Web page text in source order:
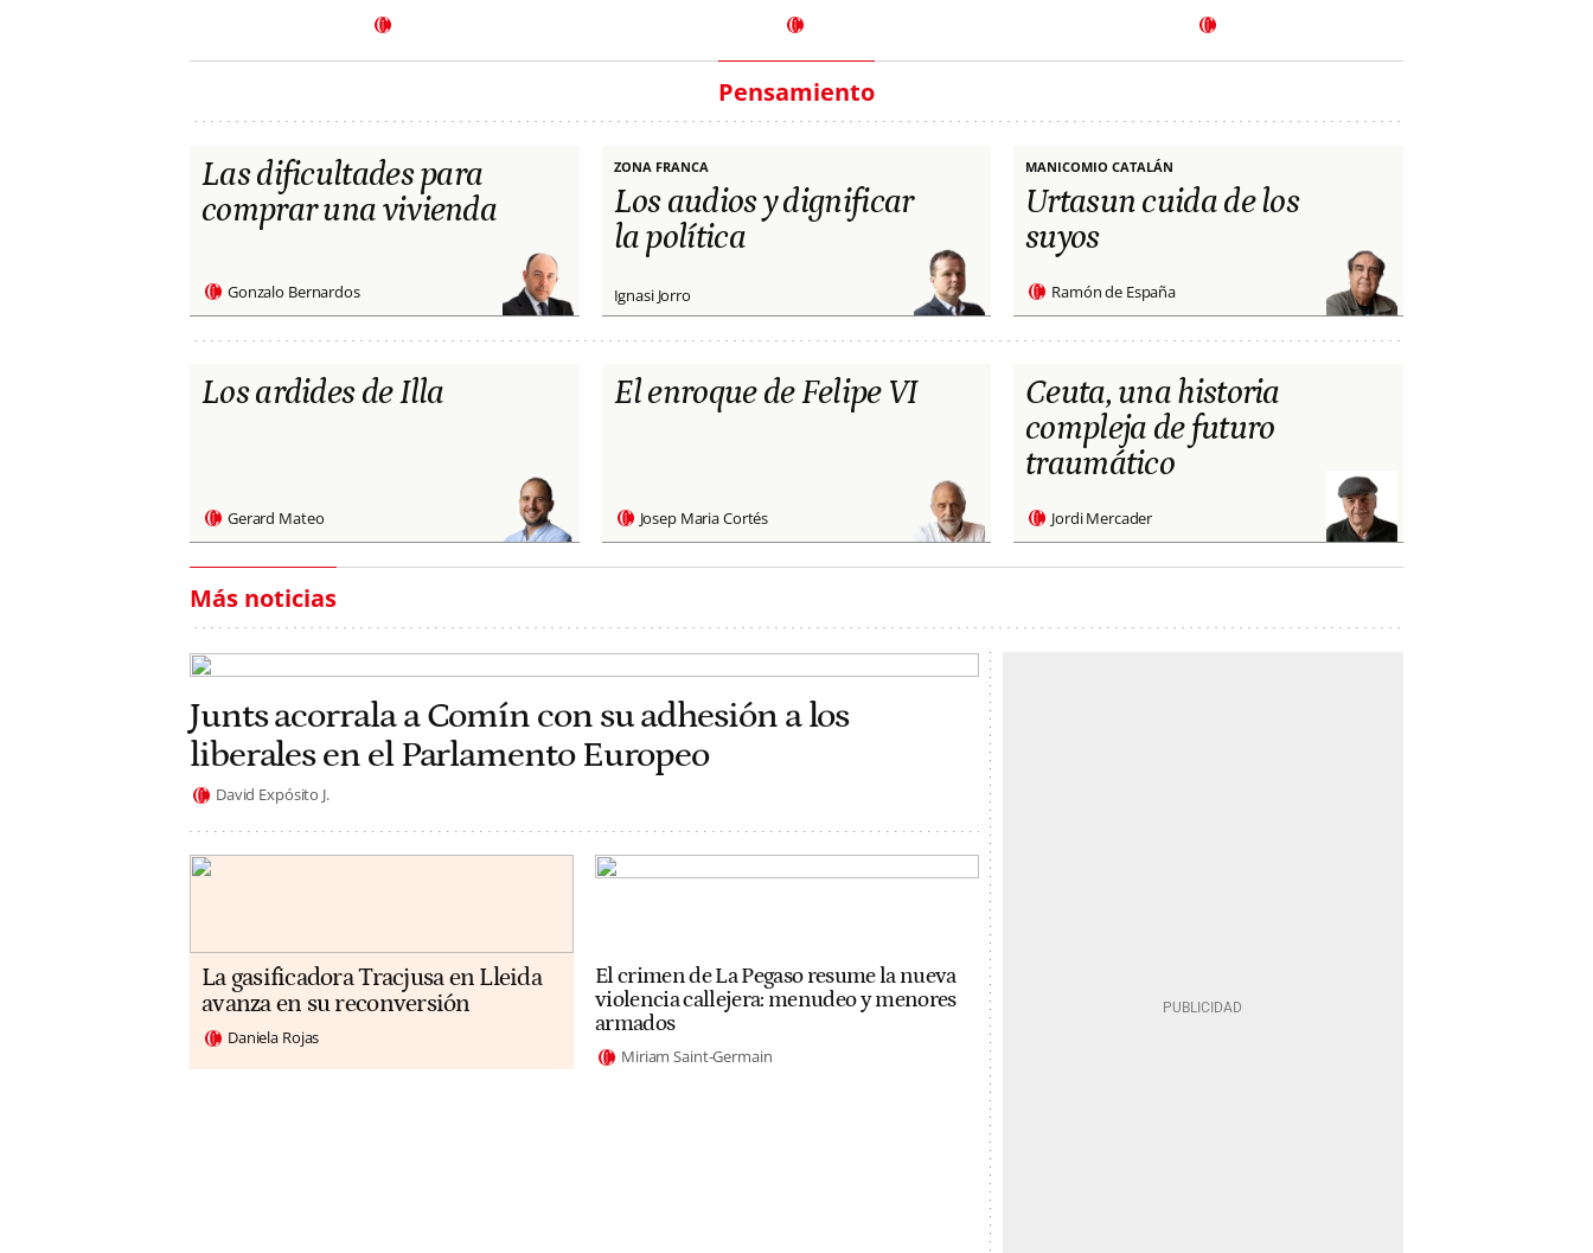
Pensamiento
Las dificultades para
comprar una vivienda
Gonzalo Bernardos
ZONA FRANCA
Los audios y dignificar
la política
Ignasi Jorro
MANICOMIO CATALÁN
Urtasun cuida de los
suyos
Ramón de España
Los ardides de Illa
Gerard Mateo
El enroque de Felipe VI
Josep Maria Cortés
Ceuta, una historia
compleja de futuro
traumático
Jordi Mercader
Más noticias
Junts acorrala a Comín con su adhesión a los
liberales en el Parlamento Europeo
David Expósito J.
La gasificadora Tracjusa en Lleida
avanza en su reconversión
Daniela Rojas
El crimen de La Pegaso resume la nueva
violencia callejera: menudeo y menores
armados
Miriam Saint-Germain